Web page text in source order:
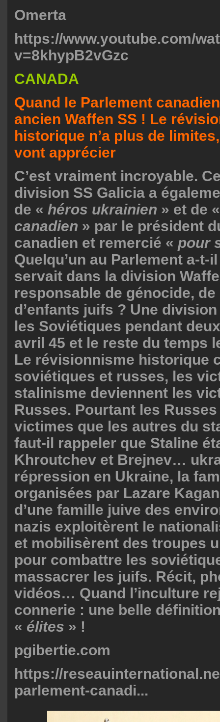
Omerta
https://www.youtube.com/
v=8khypB2vGzc
CANADA
Quand le Parlement
ancien Waffen SS ! Le
historique n’a plus de
vont apprécier
C’est vraiment incroyable.
division SS Galicia a
de « héros ukrainien » et de
canadien » par le président
canadien et remercié « pour
Quelqu’un au Parlement a-t-
servait dans la division
responsable de génocide,
d’enfants juifs ? Une
les Soviétiques pendant
avril 45 et le reste du temps
Le révisionnisme historique
soviétiques et russes, les
stalinisme deviennent les
Russes. Pourtant les
victimes que les autres du
faut-il rappeler que Staline
Khroutchev et Brejnev…
répression en Ukraine, la
organisées par Lazare
d’une famille juive des
nazis exploitèrent le
et mobilisèrent des troupes
pour combattre les
massacrer les juifs. Récit,
vidéos… Quand l’inculture
connerie : une belle
« élites » !
pgibertie.com
https://
parlement-canadi...